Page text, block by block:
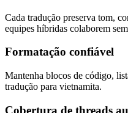
Cada tradução preserva tom,
equipes híbridas colaborem
Formatação confiável
Mantenha blocos de código,
tradução para vietnamita.
Cobertura de threads